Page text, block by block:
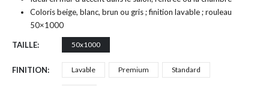
Coloris beige, blanc, brun ou gris ; finition lavable ; rouleau
50×1000
TAILLE 50x1000
FINITION Lavable Premium Standard